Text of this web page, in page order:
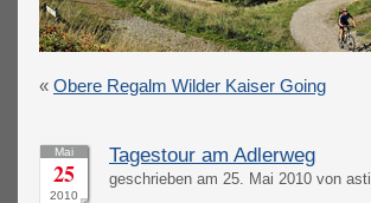
« Obere Regalm Wilder Kaiser Going
Mai
25
2010
Tagestour am Adlerweg
geschrieben am 25. Mai 2010 von asti